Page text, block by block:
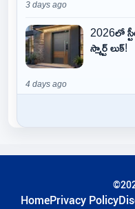
3 days ago
2026లో
స్మార్ట్ లుక్!
4 days ago
HomePrivacy Policy